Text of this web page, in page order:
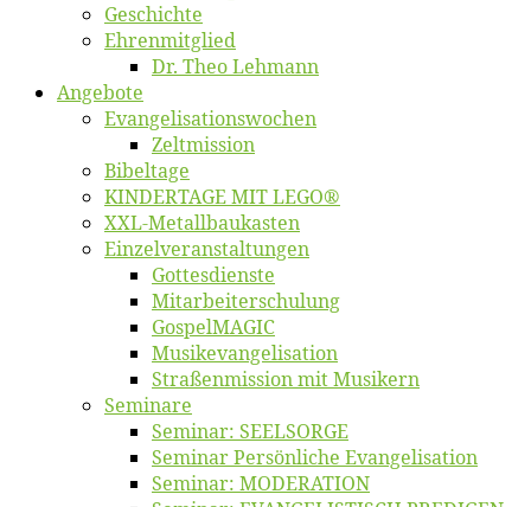
Ge­schich­te
Eh­ren­mit­glied
Dr. Theo Lehmann
An­ge­bo­te
Evangelisa­tions­wo­chen
Zelt­mis­si­on
Bi­bel­ta­ge
KINDERTAGE MIT LEGO®
XXL-Me­­tal­l­­bau­­kas­­ten
Einzelver­an­stal­tungen
Got­tes­diens­te
Mitarbeiter­schulung
Gos­pel­MA­GIC
Musikevan­ge­li­sa­tion
Straßenmis­sion mit Musikern
Se­mi­na­re
Se­mi­nar: SEELSORGE
Se­mi­nar Per­sön­li­che Evangelisation
Se­mi­nar: MODERATION